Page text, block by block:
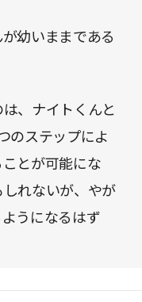
幼いままである
、ナイトくんと
のステップによ
とが可能にな
れないが、やが
うになるはず